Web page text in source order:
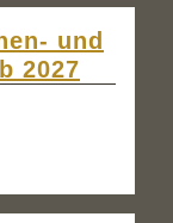
und
2027